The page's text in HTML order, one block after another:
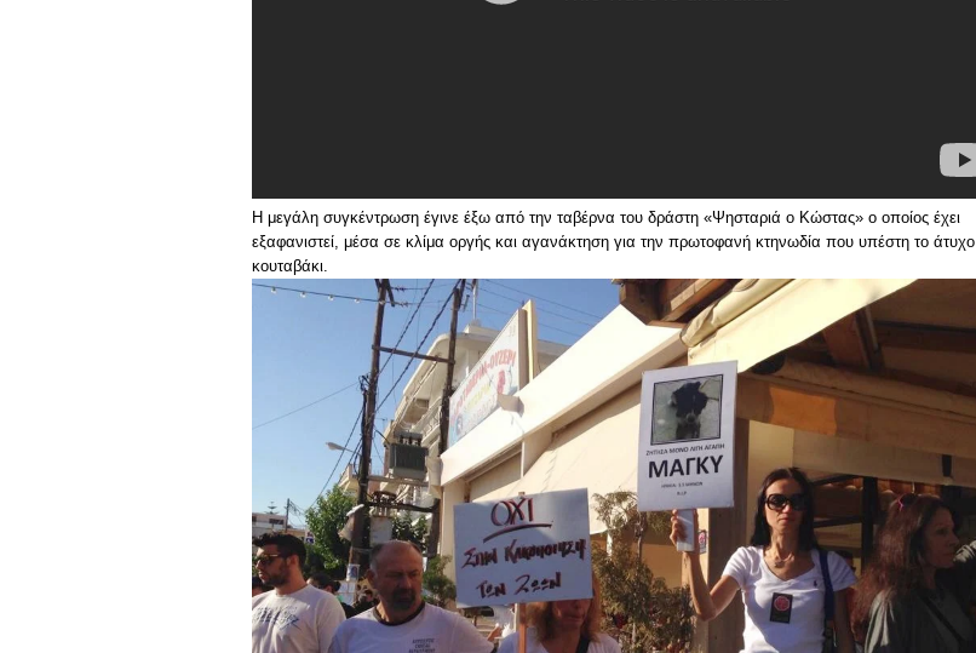
Η μεγάλη συγκέντρωση έγινε έξω από την ταβέρνα του δράστη «Ψησταριά ο Κώστας» ο οποίος έχει
εξαφανιστεί, μέσα σε κλίμα οργής και αγανάκτηση για την πρωτοφανή κτηνωδία που υπέστη το άτυχο
κουταβάκι.